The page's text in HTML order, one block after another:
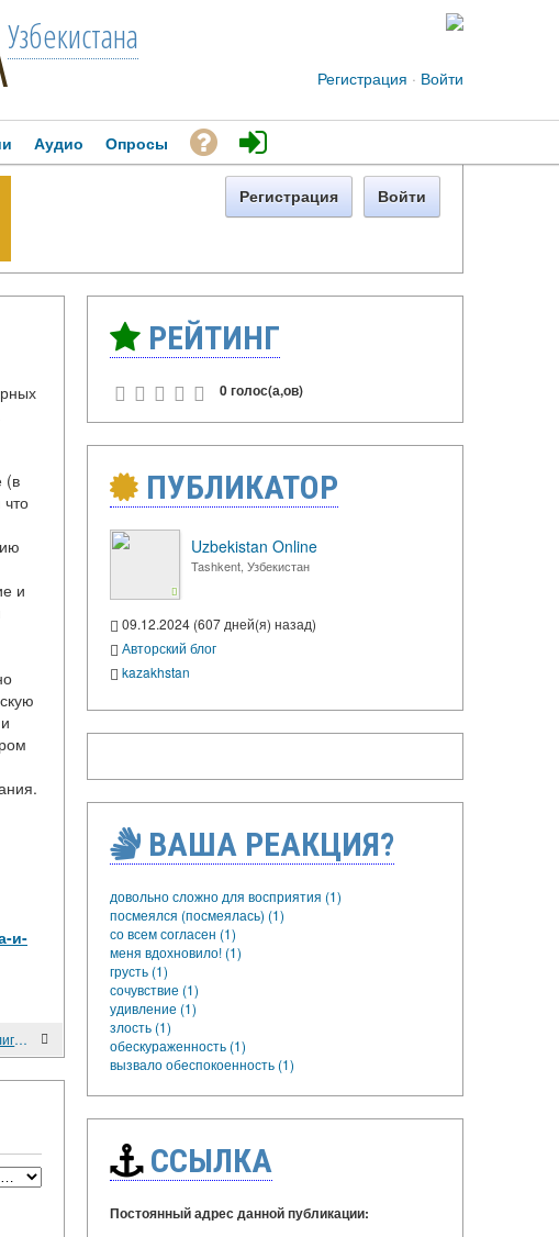
Узбекистана
Регистрация · Войти
Аудио Опросы
Регистрация Войти
(в
и
и-
"Различать негативное и позитивное в религии..."
РЕЙТИНГ
0 голос(а,ов)
ПУБЛИКАТОР
Uzbekistan Online
Tashkent, Узбекистан
09.12.2024 (607 дней(я) назад)
Авторский блог
kazakhstan
ВАША РЕАКЦИЯ?
довольно сложно для восприятия (1)
посмеялся (посмеялась) (1)
со всем согласен (1)
меня вдохновило! (1)
грусть (1)
сочувствие (1)
удивление (1)
злость (1)
обескураженность (1)
вызвало обеспокоенность (1)
ССЫЛКА
Постоянный адрес данной публикации: